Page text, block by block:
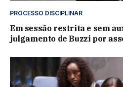
PROCESSO DISCIPLINAR
Em sessão restrita e sem
julgamento de Buzzi por